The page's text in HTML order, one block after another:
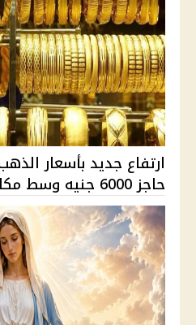
حاجز 6000 جنيه وسط مكاسب ع...